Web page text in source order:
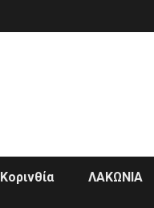
Κορινθία ΛΑΚΩΝΙΑ